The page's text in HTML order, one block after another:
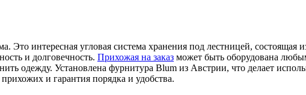
интересная угловая система хранения под лестницей,
и долговечность. Прихожая на заказ может быть оборудована
одежду. Установлена фурнитура Blum из Австрии, что делает
и гарантия порядка и удобства.